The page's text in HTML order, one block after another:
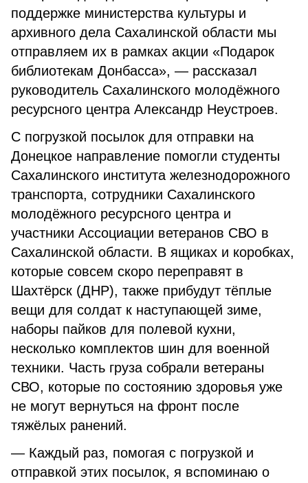
поддержке министерства культуры и
архивного дела Сахалинской области мы
отправляем их в рамках акции «Подарок
библиотекам Донбасса», — рассказал
руководитель Сахалинского молодёжного
ресурсного центра Александр Неустроев.
С погрузкой посылок для отправки на
Донецкое направление помогли студенты
Сахалинского института железнодорожного
транспорта, сотрудники Сахалинского
молодёжного ресурсного центра и
участники Ассоциации ветеранов СВО в
Сахалинской области. В ящиках и коробках,
которые совсем скоро переправят в
Шахтёрск (ДНР), также прибудут тёплые
вещи для солдат к наступающей зиме,
наборы пайков для полевой кухни,
несколько комплектов шин для военной
техники. Часть груза собрали ветераны
СВО, которые по состоянию здоровья уже
не могут вернуться на фронт после
тяжёлых ранений.
— Каждый раз, помогая с погрузкой и
отправкой этих посылок, я вспоминаю о